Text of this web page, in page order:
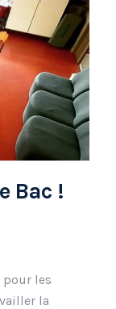
Bac !
pour les
la